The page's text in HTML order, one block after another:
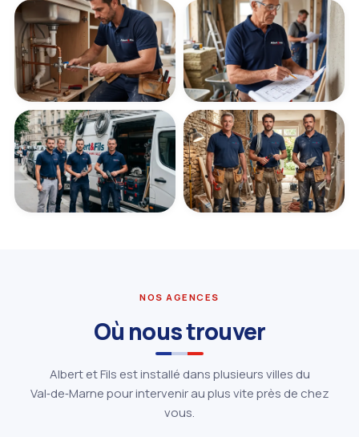
NOS AGENCES
Où nous trouver
Albert et Fils est installé dans plusieurs villes du
Val‑de‑Marne pour intervenir au plus vite près de chez
vous.